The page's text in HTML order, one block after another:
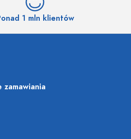
1 mln klientów
zamawiania